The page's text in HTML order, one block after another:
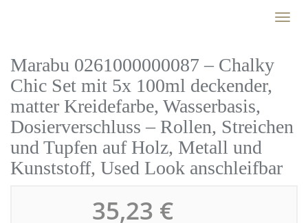
Toggle
Marabu 0261000000087 – Chalky
Chic Set mit 5x 100ml deckender,
matter Kreidefarbe, Wasserbasis,
Dosierverschluss – Rollen, Streichen
und Tupfen auf Holz, Metall und
Kunststoff, Used Look anschleifbar
35,23 €